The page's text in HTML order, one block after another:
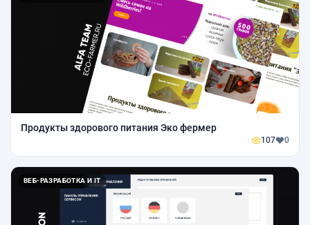
Продукты здорового питания Эко фермер
107 0
ВЕБ-РАЗРАБОТКА И IT